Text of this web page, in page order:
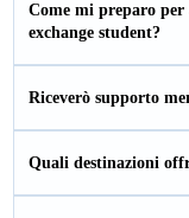
Come mi preparo per
exchange student?
Riceverò supporto
Quali destinazioni